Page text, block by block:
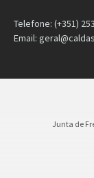
Telefone: (+351)
Email:
Junta de